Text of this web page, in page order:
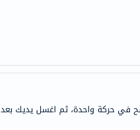
في حركة واحدة، ثم اغسل يديك بعد